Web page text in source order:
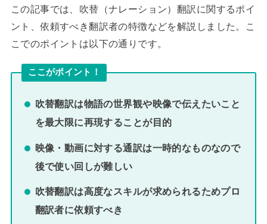
この記事では、吹替（ナレーション）翻訳に関するポイ
ント、依頼すべき翻訳者の特徴などを解説しました。こ
こでのポイントは以下の通りです。
ここがポイント！
吹替翻訳は物語の世界観や映像で伝えたいこと
を最大限に再現することが目的
映像・動画に対する通訳は一時的なものなので
後で使い回しが難しい
吹替翻訳は高度なスキルが求められるためプロ
翻訳者に依頼すべき